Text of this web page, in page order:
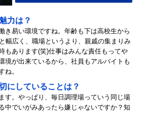
力は？
き易い環境ですね。年齢も下は高校生から
幅広く、職場というより、親戚の集まりみ
もあります(笑)仕事はみんな責任もってや
境が出来ているから、社員もアルバイトも
ね。
にしていることは？
す。やっぱり、毎日調理場っていう同じ場
中でいがみあったら嫌じゃないですか？知